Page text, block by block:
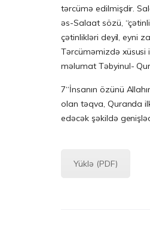
tərcümə edilmişdir.
əs-Salaat sözü,
çətinlikləri deyil, eyni
Tərcüməmizdə xüsusi
məlumat Təbyinul-
7“İnsanın özünü
olan təqva, Quranda
edəcək şəkildə
Yüklə (PDF)